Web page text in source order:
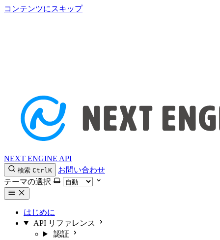
コンテンツにスキップ
NEXT ENGINE API
検索 CtrlK
お問い合わせ
テーマの選択
はじめに
API リファレンス
認証